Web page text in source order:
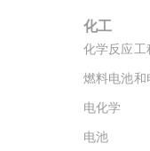
化工
化学反应工
燃料电池和
电化学
电池